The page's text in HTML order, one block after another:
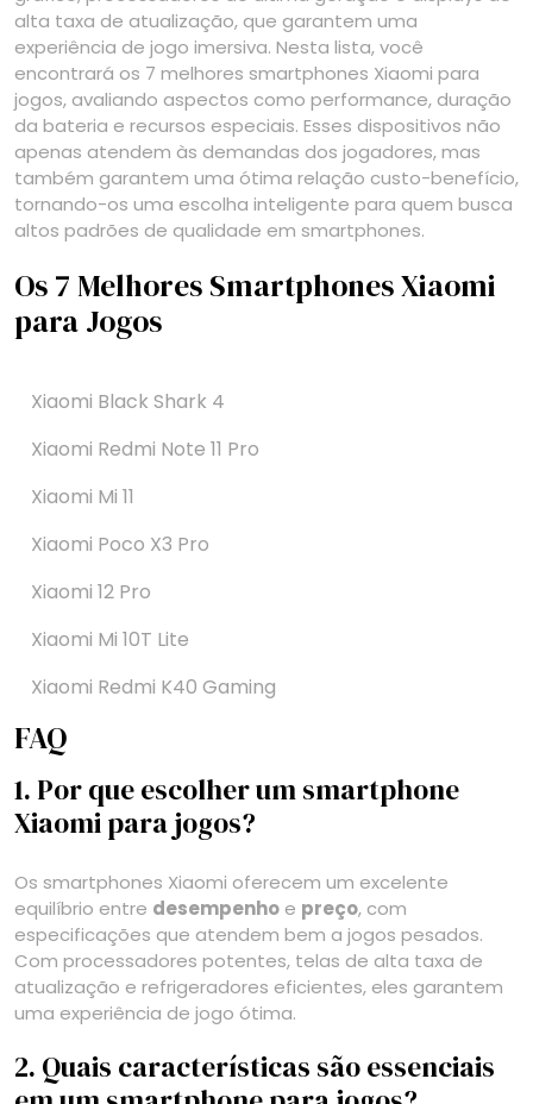
alta taxa de atualização, que garantem uma
experiência de jogo imersiva. Nesta lista, você
encontrará os 7 melhores smartphones Xiaomi para
jogos, avaliando aspectos como performance, duração
da bateria e recursos especiais. Esses dispositivos não
apenas atendem às demandas dos jogadores, mas
também garantem uma ótima relação custo-benefício,
tornando-os uma escolha inteligente para quem busca
altos padrões de qualidade em smartphones.
Os 7 Melhores Smartphones Xiaomi
para Jogos
Xiaomi Black Shark 4
Xiaomi Redmi Note 11 Pro
Xiaomi Mi 11
Xiaomi Poco X3 Pro
Xiaomi 12 Pro
Xiaomi Mi 10T Lite
Xiaomi Redmi K40 Gaming
FAQ
1. Por que escolher um smartphone
Xiaomi para jogos?
Os smartphones Xiaomi oferecem um excelente
equilíbrio entre desempenho e preço, com
especificações que atendem bem a jogos pesados.
Com processadores potentes, telas de alta taxa de
atualização e refrigeradores eficientes, eles garantem
uma experiência de jogo ótima.
2. Quais características são essenciais